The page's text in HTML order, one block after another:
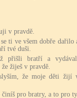
v pravdě.
ti ve všem dobře dařilo
tvé duši.
přišli bratří a
žiješ v pravdě.
že moje děti žijí
pro bratry, a to pro ty,